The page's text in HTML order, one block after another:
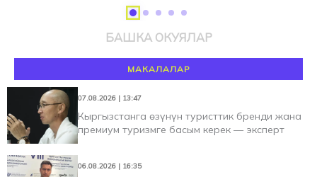
БАШКА ОКУЯЛАР
МАКАЛАЛАР
07.08.2026 | 13:47
Кыргызстанга өзүнүн туристтик бренди жана
премиум туризмге басым керек — эксперт
06.08.2026 | 16:35